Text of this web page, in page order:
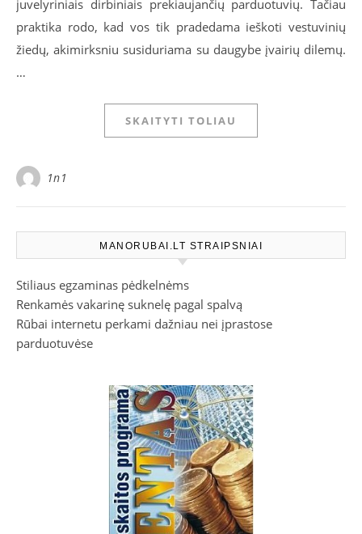
juvelyriniais dirbiniais prekiaujančių parduotuvių. Tačiau
praktika rodo, kad vos tik pradedama ieškoti vestuvinių
žiedų, akimirksniu susiduriama su daugybe įvairių dilemų.
…
SKAITYTI TOLIAU
1n1
MANORUBAI.LT STRAIPSNIAI
Stiliaus egzaminas pėdkelnėms
Renkamės vakarinę suknelę pagal spalvą
Rūbai internetu perkami dažniau nei įprastose
parduotuvėse